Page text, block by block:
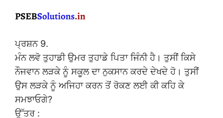
ਪ੍ਰਸ਼ਨ 9.
ਮੰਨ ਲਵੋ ਤੁਹਾਡੀ ਉਮਰ ਤੁਹਾਡੇ ਪਿਤਾ ਜਿੰਨੀ ਹੈ। ਤੁਸੀਂ ਕਿਸੇ
ਨੌਜਵਾਨ ਲੜਕੇ ਨੂੰ ਸਕੂਲ ਦਾ ਨੁਕਸਾਨ ਕਰਦੇ ਦੇਖਦੇ ਹੋ। ਤੁਸੀਂ
ਉਸ ਲੜਕੇ ਨੂੰ ਅਜਿਹਾ ਕਰਨ ਤੋਂ ਰੋਕਣ ਲਈ ਕੀ ਕਹਿ ਕੇ
ਸਮਝਾਓਗੇ?
ਉੱਤਰ :